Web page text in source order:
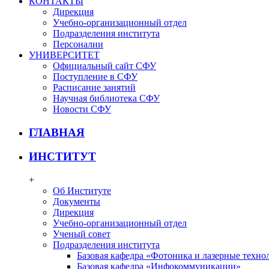
Дирекция
Учебно-организационный отдел
Подразделения института
Персоналии
УНИВЕРСИТЕТ
Официальный сайт СФУ
Поступление в СФУ
Расписание занятий
Научная библиотека СФУ
Новости СФУ
ГЛАВНАЯ
ИНСТИТУТ
+
Об Институте
Документы
Дирекция
Учебно-организационный отдел
Ученый совет
Подразделения института
Базовая кафедра «Фотоника и лазерные
Базовая кафедра «Инфокоммуникации»